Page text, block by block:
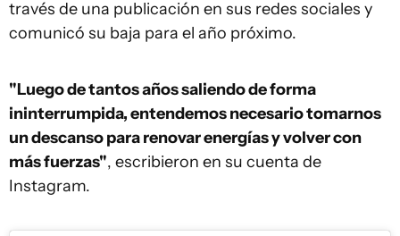
través de una publicación en sus redes sociales y
comunicó su baja para el año próximo.
"Luego de tantos años saliendo de forma
ininterrumpida, entendemos necesario tomarnos
un descanso para renovar energías y volver con
más fuerzas", escribieron en su cuenta de
Instagram.